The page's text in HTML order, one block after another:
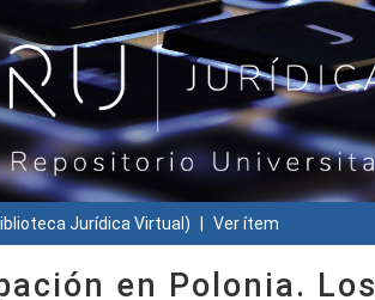
Jurídica Virtual) Ver ítem
en Polonia. Los